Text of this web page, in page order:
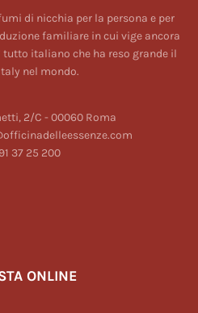
di nicchia per la persona e per
familiare in cui vige ancora
tutto italiano che ha reso grande il
nel mondo.
2/C - 00060 Roma
37 25 200
ONLINE